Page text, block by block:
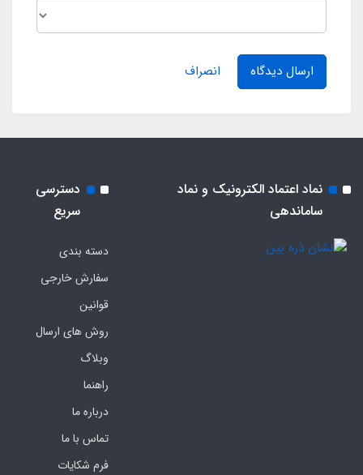
ارسال دیدگاه انصراف
نماد اعتماد الکترونیک و نماد
ساماندهی
دسترسی
سریع
دسته بندی
سفارش خارجی
قوانین
روش های ارسال
وبلاگ
راهنما
درباره ما
تماس با ما
فرم‌ شکایات